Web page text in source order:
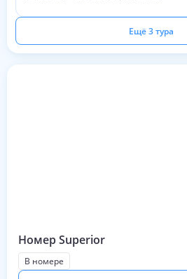
Ещё 3 тура
Номер Superior
В номере